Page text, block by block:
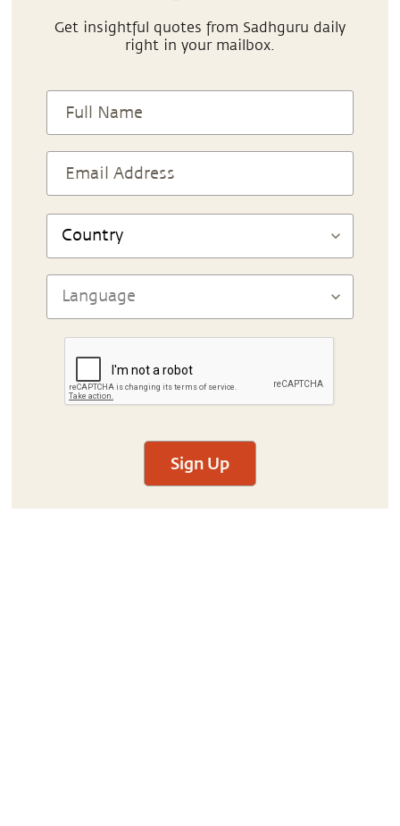
Get insightful quotes from Sadhguru daily
right in your mailbox.
Sign Up